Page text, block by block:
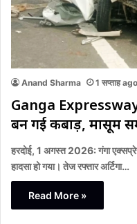
Anand Sharma 1 सप्ताह ago
Ganga
बन गई कबाड़, मासूम
हरदोई, 1 अगस्त 2026: गंगा
हादसा हो गया। तेज रफ्तार अर्टिगा…
Read More »